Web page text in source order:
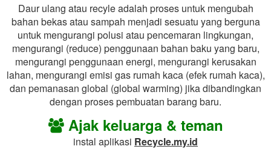
Daur ulang atau recyle adalah proses untuk mengubah
bahan bekas atau sampah menjadi sesuatu yang berguna
untuk mengurangi polusi atau pencemaran lingkungan,
mengurangi (reduce) penggunaan bahan baku yang baru,
mengurangi penggunaan energi, mengurangi kerusakan
lahan, mengurangi emisi gas rumah kaca (efek rumah kaca),
dan pemanasan global (global warming) jika dibandingkan
dengan proses pembuatan barang baru.
Ajak keluarga & teman
instal aplikasi Recycle.my.id